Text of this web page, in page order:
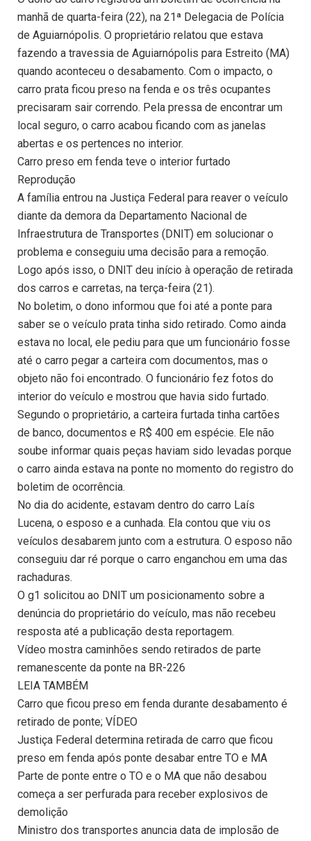
manhã de quarta-feira (22), na 21ª Delegacia de Polícia
de Aguiarnópolis. O proprietário relatou que estava
fazendo a travessia de Aguiarnópolis para Estreito (MA)
quando aconteceu o desabamento. Com o impacto, o
carro prata ficou preso na fenda e os três ocupantes
precisaram sair correndo. Pela pressa de encontrar um
local seguro, o carro acabou ficando com as janelas
abertas e os pertences no interior.
Carro preso em fenda teve o interior furtado
Reprodução
A família entrou na Justiça Federal para reaver o veículo
diante da demora da Departamento Nacional de
Infraestrutura de Transportes (DNIT) em solucionar o
problema e conseguiu uma decisão para a remoção.
Logo após isso, o DNIT deu início à operação de retirada
dos carros e carretas, na terça-feira (21).
No boletim, o dono informou que foi até a ponte para
saber se o veículo prata tinha sido retirado. Como ainda
estava no local, ele pediu para que um funcionário fosse
até o carro pegar a carteira com documentos, mas o
objeto não foi encontrado. O funcionário fez fotos do
interior do veículo e mostrou que havia sido furtado.
Segundo o proprietário, a carteira furtada tinha cartões
de banco, documentos e R$ 400 em espécie. Ele não
soube informar quais peças haviam sido levadas porque
o carro ainda estava na ponte no momento do registro do
boletim de ocorrência.
No dia do acidente, estavam dentro do carro Laís
Lucena, o esposo e a cunhada. Ela contou que viu os
veículos desabarem junto com a estrutura. O esposo não
conseguiu dar ré porque o carro enganchou em uma das
rachaduras.
O g1 solicitou ao DNIT um posicionamento sobre a
denúncia do proprietário do veículo, mas não recebeu
resposta até a publicação desta reportagem.
Vídeo mostra caminhões sendo retirados de parte
remanescente da ponte na BR-226
LEIA TAMBÉM
Carro que ficou preso em fenda durante desabamento é
retirado de ponte; VÍDEO
Justiça Federal determina retirada de carro que ficou
preso em fenda após ponte desabar entre TO e MA
Parte de ponte entre o TO e o MA que não desabou
começa a ser perfurada para receber explosivos de
demolição
Ministro dos transportes anuncia data de implosão de